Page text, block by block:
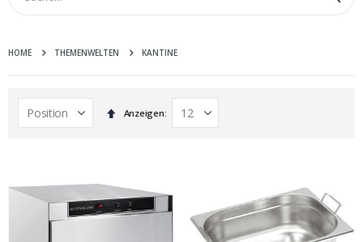
HOME THEMENWELTEN KANTINE
In
absteigender
Anzeigen